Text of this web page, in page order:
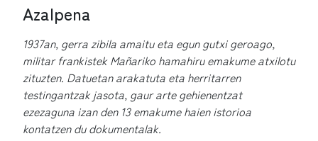
Azalpena
1937an, gerra zibila amaitu eta egun gutxi geroago,
militar frankistek Mañariko hamahiru emakume atxilotu
zituzten. Datuetan arakatuta eta herritarren
testingantzak jasota, gaur arte gehienentzat
ezezaguna izan den 13 emakume haien istorioa
kontatzen du dokumentalak.